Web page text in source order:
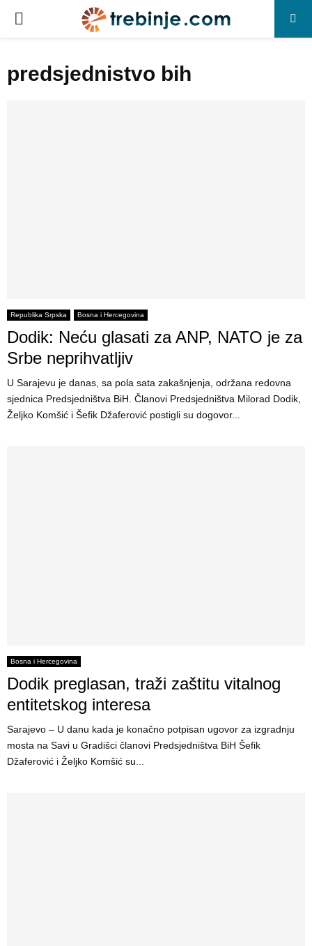
P
E
N
U
predsjednistvo bih
Republika Srpska Bosna i Hercegovina
Dodik: Neću glasati za ANP, NATO je za
Srbe neprihvatljiv
U Sarajevu je danas, sa pola sata zakašnjenja, održana redovna
sjednica Predsjedništva BiH. Članovi Predsjedništva Milorad Dodik,
Željko Komšić i Šefik Džaferović postigli su dogovor...
Bosna i Hercegovina
Dodik preglasan, traži zaštitu vitalnog
entitetskog interesa
Sarajevo – U danu kada je konačno potpisan ugovor za izgradnju
mosta na Savi u Gradišci članovi Predsjedništva BiH Šefik
Džaferović i Željko Komšić su...